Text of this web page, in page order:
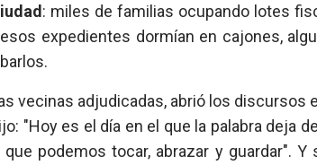
: miles de familias ocupando lotes
expedientes dormían en cajones,
vecinas adjudicadas, abrió los
"Hoy es el día en el que la palabra deja
podemos tocar, abrazar y guardar".